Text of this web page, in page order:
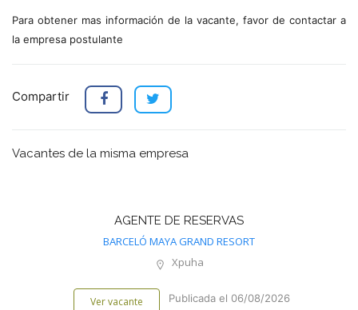
Para obtener mas información de la vacante, favor de contactar a
la empresa postulante
Compartir
Vacantes de la misma empresa
AGENTE DE RESERVAS
BARCELÓ MAYA GRAND RESORT
Xpuha
Ver vacante Publicada el 06/08/2026